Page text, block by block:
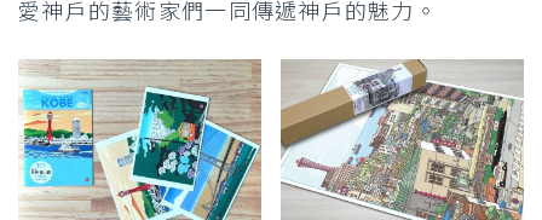
愛神戶的藝術家們一同傳遞神戶的魅力。